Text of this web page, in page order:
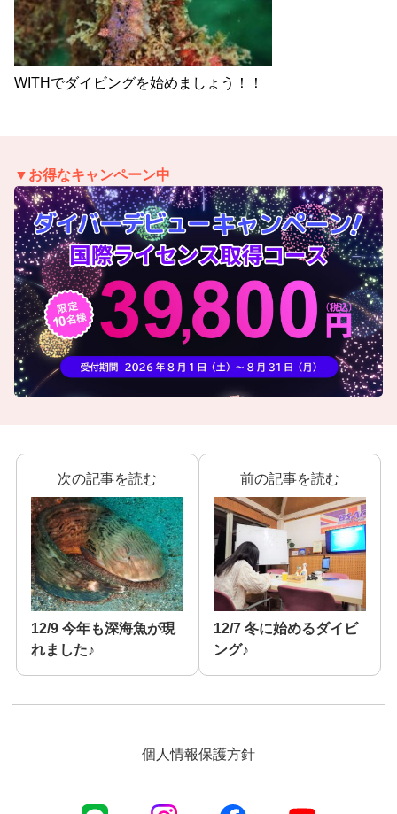
WITHでダイビングを始めましょう！！
▼お得なキャンペーン中
次の記事を読む
12/9 今年も深海魚が現
れました♪
前の記事を読む
12/7 冬に始めるダイビ
ング♪
個人情報保護方針